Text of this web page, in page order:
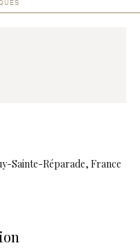
Sainte-Réparade, France